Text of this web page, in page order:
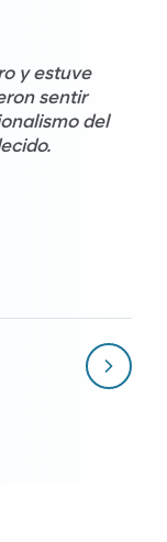
y estuve
sentir
del